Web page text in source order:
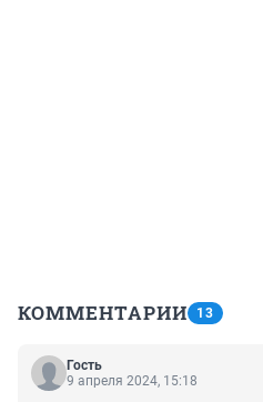
КОММЕНТАРИИ 13
Гость
9 апреля 2024, 15:18